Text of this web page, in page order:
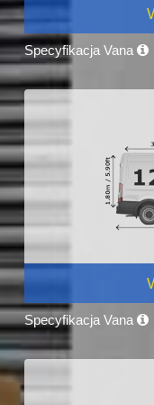
Specyfikacja Vana
Specyfikacja Vana